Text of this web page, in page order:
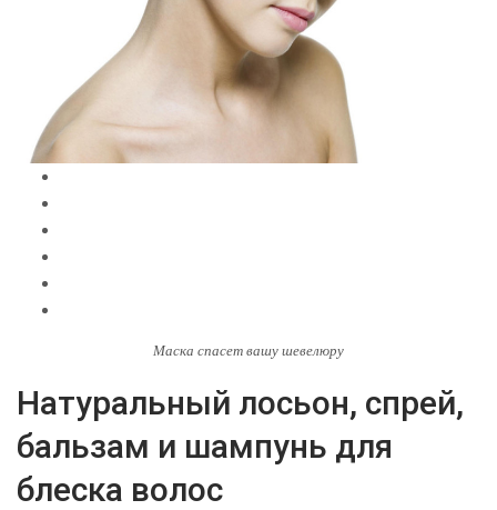
Маска спасет вашу шевелюру
Натуральный лосьон, спрей,
бальзам и шампунь для
блеска волос